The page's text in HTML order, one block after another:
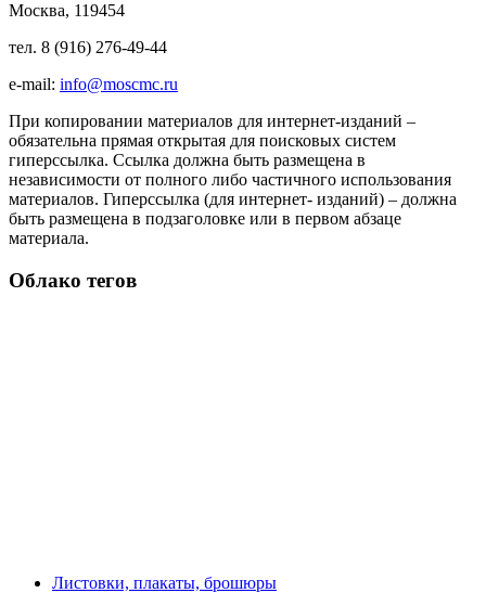
Москва, 119454
тел. 8 (916) 276-49-44
e-mail: info@moscmc.ru
При копировании материалов для интернет-изданий –
обязательна прямая открытая для поисковых систем
гиперссылка. Ссылка должна быть размещена в
независимости от полного либо частичного использования
материалов. Гиперссылка (для интернет- изданий) – должна
быть размещена в подзаголовке или в первом абзаце
материала.
Облако тегов
Листовки, плакаты, брошюры